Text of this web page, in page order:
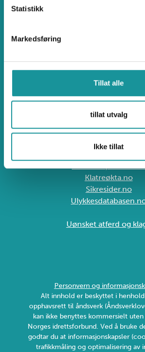
Statistikk
Markedsføring
Tillat alle
tillat utvalg
Ikke tillat
Norges klatreforbund
Sognsveien 75J, 0855
klatring@klatring.no
Brattkompetanse.no
Klatreøkta.no
Sikresider.no
Uønsket atferd og
Personvern og
Alt innhold er beskyttet i
opphavsrett til åndsverk
kan ikke benyttes kommersielt
Norges idrettsforbund. Ved å bruke
godtar du at informasjonskapsler
trafikkmåling og optimalisering av